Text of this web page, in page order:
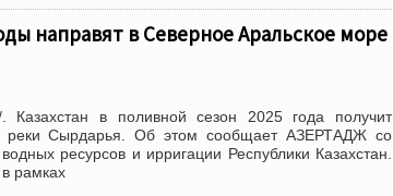
направят в Северное Аральское море
в поливной сезон 2025 года получит
реки Сырдарья. Об этом сообщает АЗЕРТАДЖ со
ресурсов и ирригации Республики Казахстан.
рамках